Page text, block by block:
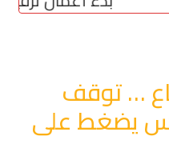
… توقف
يضغط على